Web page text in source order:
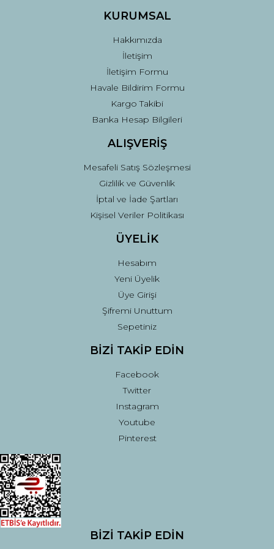
Ürün fiyatı diğer sitelerden daha pahalı.
Gönder
KURUMSAL
Hakkımızda
İletişim
İletişim Formu
Havale Bildirim Formu
Kargo Takibi
Banka Hesap Bilgileri
ALIŞVERİŞ
Mesafeli Satış Sözleşmesi
Gizlilik ve Güvenlik
İptal ve İade Şartları
Kişisel Veriler Politikası
ÜYELİK
Hesabım
Yeni Üyelik
Üye Girişi
Şifremi Unuttum
Sepetiniz
BİZİ TAKİP EDİN
Facebook
Twitter
Instagram
Youtube
Pinterest
BİZİ TAKİP EDİN